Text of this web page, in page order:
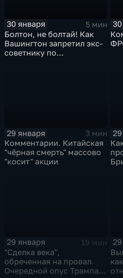
30 января
5 мин
Болтон, не болтай! Как
Вашингтон запретил экс-
советнику по
29 января
3 мин
Комментарии. Китайская
"чёрная смерть" массово
"косит" акции
29 января
19 мин
"Сделка века",
обреченная на провал.
Очередной опус Трампа.